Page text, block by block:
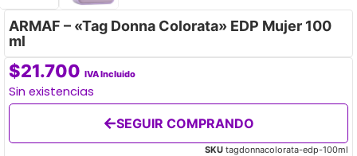
ARMAF – «Tag Donna Colorata» EDP Mujer 100
ml
$21.700 IVA Incluido
Sin existencias
SEGUIR COMPRANDO
SKU tagdonnacolorata-edp-100ml